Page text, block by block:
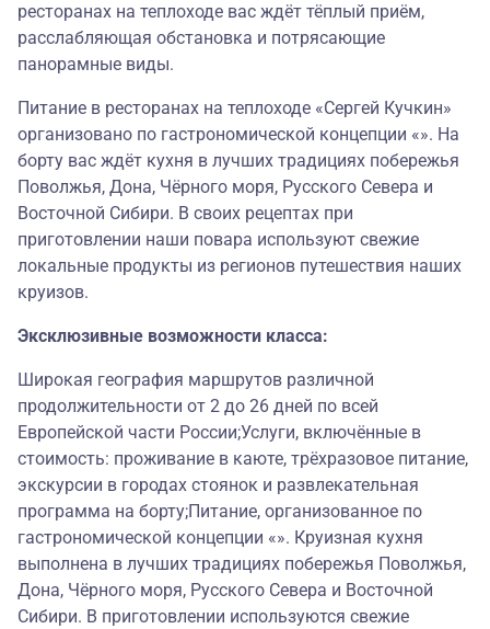
ресторанах на теплоходе вас ждёт тёплый приём,
расслабляющая обстановка и потрясающие
панорамные виды.
Питание в ресторанах на теплоходе «Сергей Кучкин»
организовано по гастрономической концепции «». На
борту вас ждёт кухня в лучших традициях побережья
Поволжья, Дона, Чёрного моря, Русского Севера и
Восточной Сибири. В своих рецептах при
приготовлении наши повара используют свежие
локальные продукты из регионов путешествия наших
круизов.
Эксклюзивные возможности класса:
Широкая география маршрутов различной
продолжительности от 2 до 26 дней по всей
Европейской части России;Услуги, включённые в
стоимость: проживание в каюте, трёхразовое питание,
экскурсии в городах стоянок и развлекательная
программа на борту;Питание, организованное по
гастрономической концепции «». Круизная кухня
выполнена в лучших традициях побережья Поволжья,
Дона, Чёрного моря, Русского Севера и Восточной
Сибири. В приготовлении используются свежие